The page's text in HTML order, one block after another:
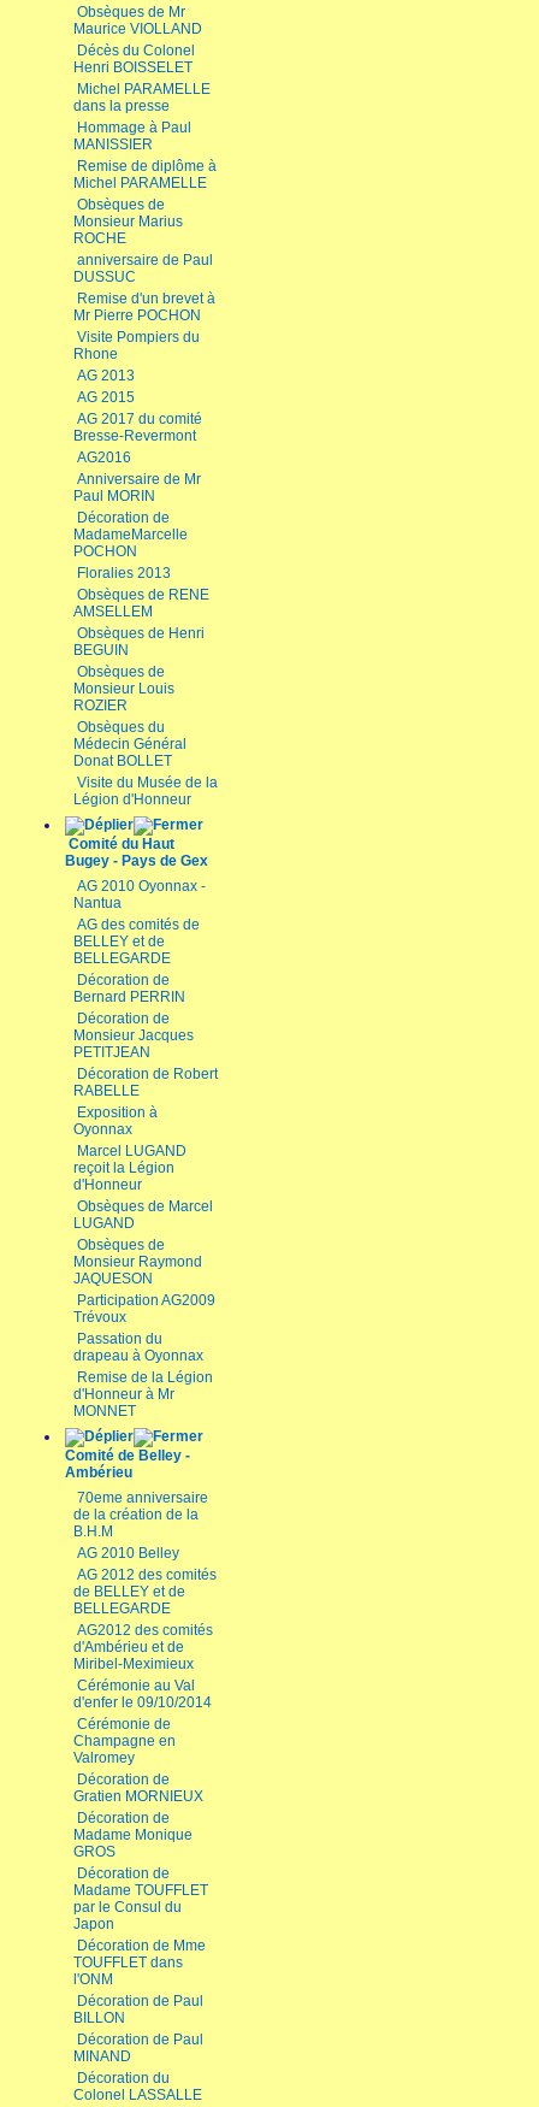
Obsèques de Mr
Maurice VIOLLAND
Décès du Colonel
Henri BOISSELET
Michel PARAMELLE
dans la presse
Hommage à Paul
MANISSIER
Remise de diplôme à
Michel PARAMELLE
Obsèques de
Monsieur Marius
ROCHE
anniversaire de Paul
DUSSUC
Remise d'un brevet à
Mr Pierre POCHON
Visite Pompiers du
Rhone
AG 2013
AG 2015
AG 2017 du comité
Bresse-Revermont
AG2016
Anniversaire de Mr
Paul MORIN
Décoration de
MadameMarcelle
POCHON
Floralies 2013
Obsèques de RENE
AMSELLEM
Obsèques de Henri
BEGUIN
Obsèques de
Monsieur Louis
ROZIER
Obsèques du
Médecin Général
Donat BOLLET
Visite du Musée de la
Légion d'Honneur
Comité du Haut
Bugey - Pays de Gex
AG 2010 Oyonnax -
Nantua
AG des comités de
BELLEY et de
BELLEGARDE
Décoration de
Bernard PERRIN
Décoration de
Monsieur Jacques
PETITJEAN
Décoration de Robert
RABELLE
Exposition à
Oyonnax
Marcel LUGAND
reçoit la Légion
d'Honneur
Obsèques de Marcel
LUGAND
Obsèques de
Monsieur Raymond
JAQUESON
Participation AG2009
Trévoux
Passation du
drapeau à Oyonnax
Remise de la Légion
d'Honneur à Mr
MONNET
Comité de Belley -
Ambérieu
70eme anniversaire
de la création de la
B.H.M
AG 2010 Belley
AG 2012 des comités
de BELLEY et de
BELLEGARDE
AG2012 des comités
d'Ambérieu et de
Miribel-Meximieux
Cérémonie au Val
d'enfer le 09/10/2014
Cérémonie de
Champagne en
Valromey
Décoration de
Gratien MORNIEUX
Décoration de
Madame Monique
GROS
Décoration de
Madame TOUFFLET
par le Consul du
Japon
Décoration de Mme
TOUFFLET dans
l'ONM
Décoration de Paul
BILLON
Décoration de Paul
MINAND
Décoration du
Colonel LASSALLE